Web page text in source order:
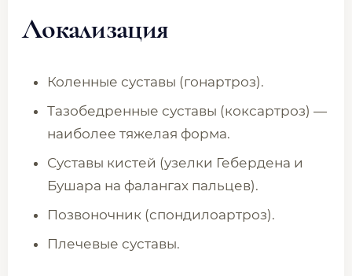
Локализация
Коленные суставы (гонартроз).
Тазобедренные суставы (коксартроз) —
наиболее тяжелая форма.
Суставы кистей (узелки Гебердена и
Бушара на фалангах пальцев).
Позвоночник (спондилоартроз).
Плечевые суставы.